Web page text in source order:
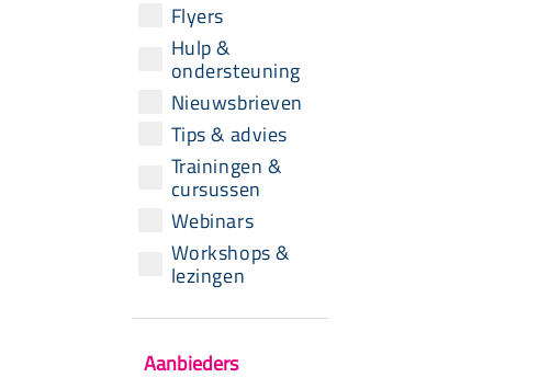
Flyers
Hulp &
ondersteuning
Nieuwsbrieven
Tips & advies
Trainingen &
cursussen
Webinars
Workshops &
lezingen
Aanbieders